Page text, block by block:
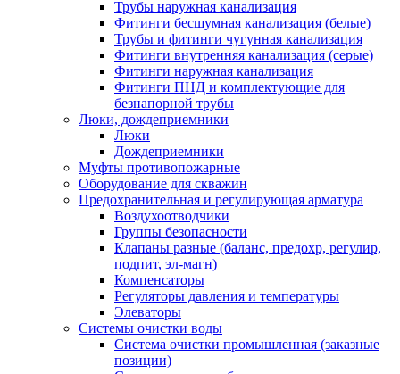
Трубы наружная канализация
Фитинги бесшумная канализация (белые)
Трубы и фитинги чугунная канализация
Фитинги внутренняя канализация (серые)
Фитинги наружная канализация
Фитинги ПНД и комплектующие для
безнапорной трубы
Люки, дождеприемники
Люки
Дождеприемники
Муфты противопожарные
Оборудование для скважин
Предохранительная и регулирующая арматура
Воздухоотводчики
Группы безопасности
Клапаны разные (баланс, предохр, регулир,
подпит, эл-магн)
Компенсаторы
Регуляторы давления и температуры
Элеваторы
Системы очистки воды
Система очистки промышленная (заказные
позиции)